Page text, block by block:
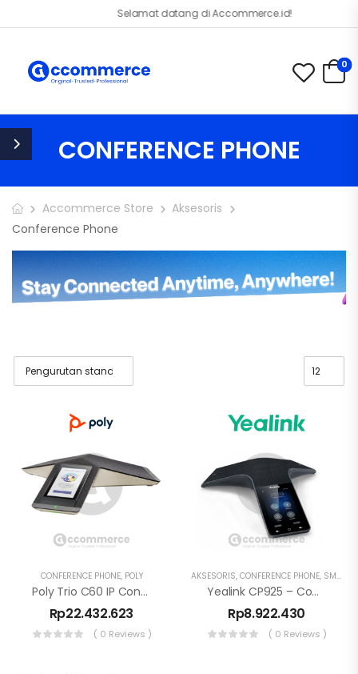
Selamat datang di Accommerce.id!
0
CONFERENCE PHONE
Accommerce Store
Aksesoris
Conference Phone
CONFERENCE PHONE, POLY
Poly Trio C60 IP Conference Phone Microsoft Teams PoE SIP Conference Phone 849B6AA
Rp22.432.623
( 0 Reviews )
AKSESORIS, CONFERENCE PHONE, SMALL ROOM
Yealink CP925 – Conference Phone Wireless
Rp8.922.430
( 0 Reviews )